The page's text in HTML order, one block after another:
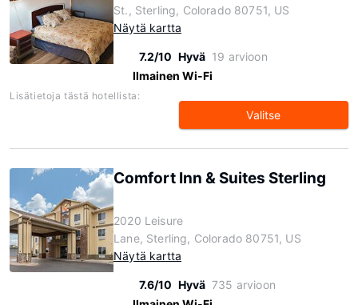
St., Sterling, Colorado 80751, US
Näytä kartta
7.2/10 Hyvä 19 arvioon
Ilmainen Wi-Fi
Lisätietoja tästä hotellista:
Valitse
Comfort Inn & Suites Sterling
2020 Leisure
Lane, Sterling, Colorado 80751, US
Näytä kartta
7.6/10 Hyvä 735 arvioon